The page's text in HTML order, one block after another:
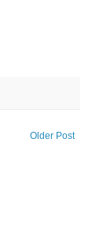
Older Post